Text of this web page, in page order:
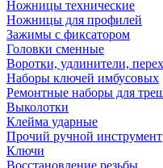
Ножницы технические
Ножницы для профилей
Зажимы с фиксатором
Головки сменные
Воротки, удлинители,
Наборы ключей имбусовых
Ремонтные наборы для
Выколотки
Клейма ударные
Прочий ручной инструмент
Ключи
Восстановление резьбы